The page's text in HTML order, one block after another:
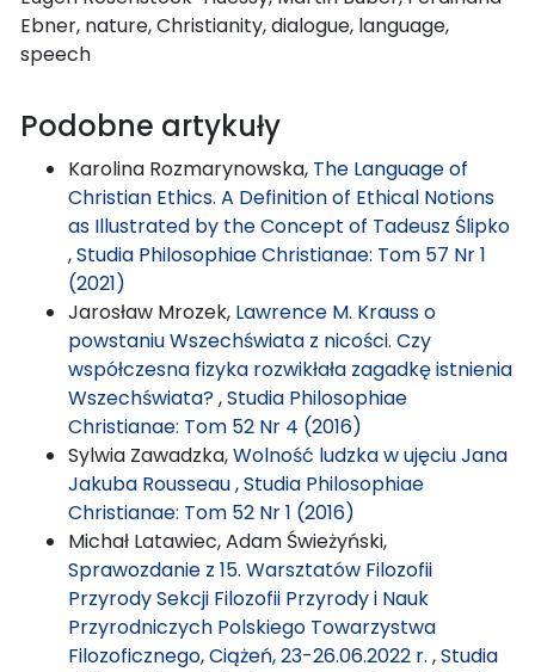
Ebner, nature, Christianity, dialogue, language,
speech
Podobne artykuły
Karolina Rozmarynowska, The Language of
Christian Ethics. A Definition of Ethical Notions
as Illustrated by the Concept of Tadeusz Ślipko
,Studia Philosophiae Christianae: Tom 57 Nr 1
(2021)
Jarosław Mrozek, Lawrence M. Krauss o
powstaniu Wszechświata z nicości. Czy
współczesna fizyka rozwikłała zagadkę istnienia
Wszechświata?,Studia Philosophiae
Christianae: Tom 52 Nr 4 (2016)
Sylwia Zawadzka,Wolność ludzka w ujęciu Jana
Jakuba Rousseau,Studia Philosophiae
Christianae: Tom 52 Nr 1 (2016)
Michał Latawiec, Adam Świeżyński,
Sprawozdanie z 15. Warsztatów Filozofii
Przyrody Sekcji Filozofii Przyrody i Nauk
Przyrodniczych Polskiego Towarzystwa
Filozoficznego, Ciążeń, 23-26.06.2022 r. ,Studia